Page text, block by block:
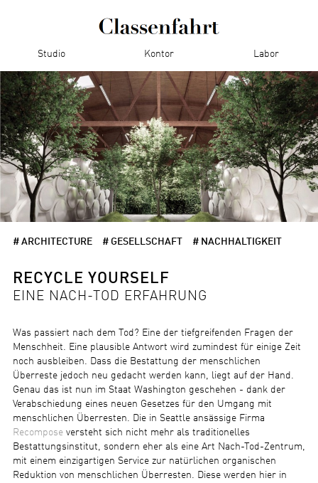
Studio Kontor Labor
# ARCHITECTURE # GESELLSCHAFT # NACHHALTIGKEIT
RECYCLE YOURSELF
EINE NACH-TOD ERFAHRUNG
Was passiert nach dem Tod? Eine der tiefgreifenden Fragen der
Menschheit. Eine plausible Antwort wird zumindest für einige Zeit
noch ausbleiben. Dass die Bestattung der menschlichen
Überreste jedoch neu gedacht werden kann, liegt auf der Hand.
Genau das ist nun im Staat Washington geschehen - dank der
Verabschiedung eines neuen Gesetzes für den Umgang mit
menschlichen Überresten. Die in Seattle ansässige Firma
Recomposeversteht sich nicht mehr als traditionelles
Bestattungsinstitut, sondern eher als eine Art Nach-Tod-Zentrum,
mit einem einzigartigen Service zur natürlichen organischen
Reduktion von menschlichen Überresten. Diese werden hier in